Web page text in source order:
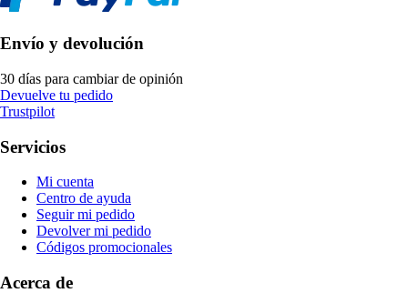
Envío y devolución
30 días para cambiar de opinión
Devuelve tu pedido
Trustpilot
Servicios
Mi cuenta
Centro de ayuda
Seguir mi pedido
Devolver mi pedido
Códigos promocionales
Acerca de